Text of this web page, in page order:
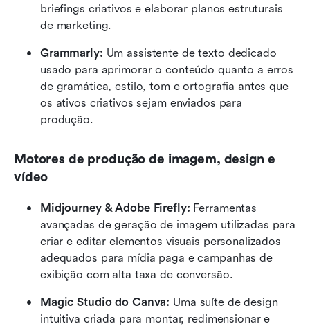
briefings criativos e elaborar planos estruturais
de marketing.
Grammarly: Um assistente de texto dedicado
usado para aprimorar o conteúdo quanto a erros
de gramática, estilo, tom e ortografia antes que
os ativos criativos sejam enviados para
produção.
Motores de produção de imagem, design e
vídeo
Midjourney & Adobe Firefly: Ferramentas
avançadas de geração de imagem utilizadas para
criar e editar elementos visuais personalizados
adequados para mídia paga e campanhas de
exibição com alta taxa de conversão.
Magic Studio do Canva: Uma suíte de design
intuitiva criada para montar, redimensionar e